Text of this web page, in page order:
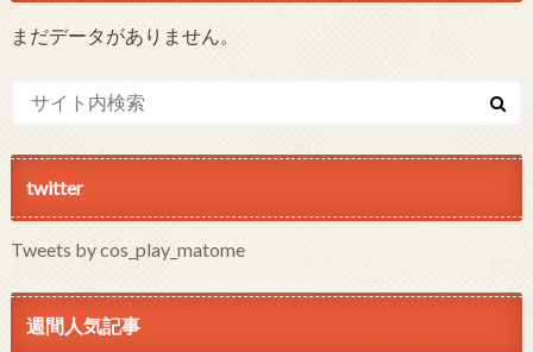
まだデータがありません。
twitter
Tweets by cos_play_matome
週間人気記事